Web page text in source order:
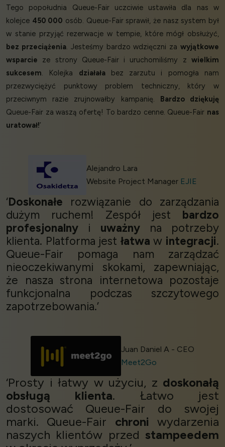
Tego popołudnia Queue-Fair uczciwie ustawiła dla nas w
kolejce 450 000 osób. Queue-Fair sprawił, że nasz system był
w stanie przyjąć rezerwacje w tempie, które mógł obsłużyć,
bez przeciążenia. Jesteśmy bardzo wdzięczni zawyjątkowe
wsparcie ze strony Queue-Fair i uruchomiliśmy z wielkim
sukcesem. Kolejka działałabez zarzutu i pomogła nam
przezwyciężyć punktowy problem techniczny, który w
przeciwnym razie zrujnowałby kampanię.
Bardzo dziękuję
Queue-Fair za waszą ofertę! To bardzo cenne. Queue-Fair nas
uratował!’
Alejandro Lara
Website Project Manager EJIE
‘Doskonałe rozwiązanie do zarządzania
dużym ruchem! Zespół jest bardzo
profesjonalny i uważnyna potrzeby
klienta. Platforma jest łatwa w integracji.
Queue-Fair pomaga nam zarządzać
nieoczekiwanymi skokami, zapewniając,
że nasza strona internetowa pozostaje
funkcjonalna podczas szczytowego
zapotrzebowania.’
Juan Daniel A - CEO
Meet2Go
‘Prosty i łatwy w użyciu, z doskonałą
obsługą klienta. Łatwo jest
dostosować Queue-Fair do swojej
marki. Queue-Fair chroni wydarzenia
naszych klientów przed stampeedem